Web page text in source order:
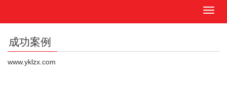
成功案例
www.yklzx.com